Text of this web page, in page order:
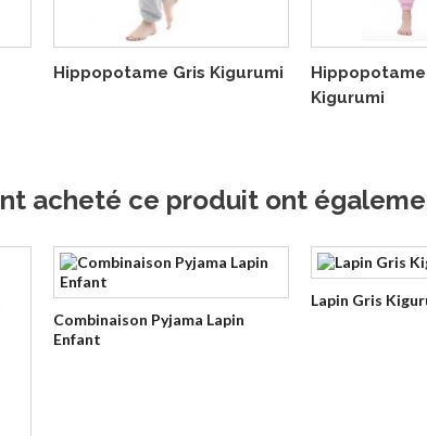
Hippopotame Gris Kigurumi
Hippopotame
Kigurumi
acheté ce produit ont
Combinaison Pyjama Lapin
Enfant
Lapin Gris